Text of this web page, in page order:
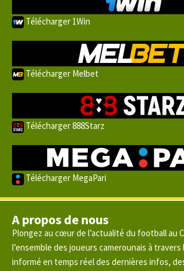
Télécharger 1Win
Télécharger Melbet
Télécharger 888Starz
Télécharger MegaPari
A propos de nous
Plongez au cœur de l’actualité du football au
l’ensemble des joueurs camerounais à
informé en temps réel des dernières infos,